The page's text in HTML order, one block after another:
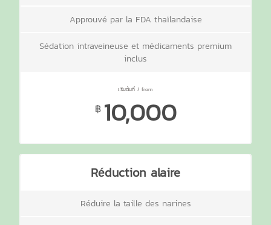
Approuvé par la FDA thaïlandaise
Sédation intraveineuse et médicaments premium
inclus
฿ 10,000
Réduction alaire
Réduire la taille des narines